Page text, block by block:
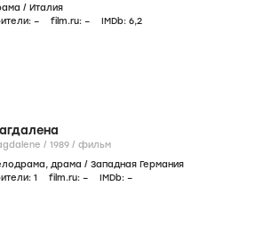
/ Италия
– film.ru: – IMDb: 6,2
Magdalene / 1989 / фильм
, драма / Западная Германия
1 film.ru: – IMDb: –